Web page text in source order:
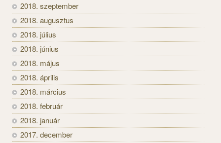
2018. szeptember
2018. augusztus
2018. július
2018. június
2018. május
2018. április
2018. március
2018. február
2018. január
2017. december